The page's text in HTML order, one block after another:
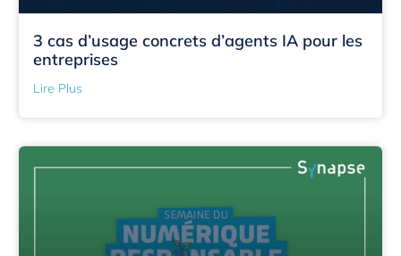
3 cas d’usage concrets d’agents IA pour les
entreprises
Lire Plus